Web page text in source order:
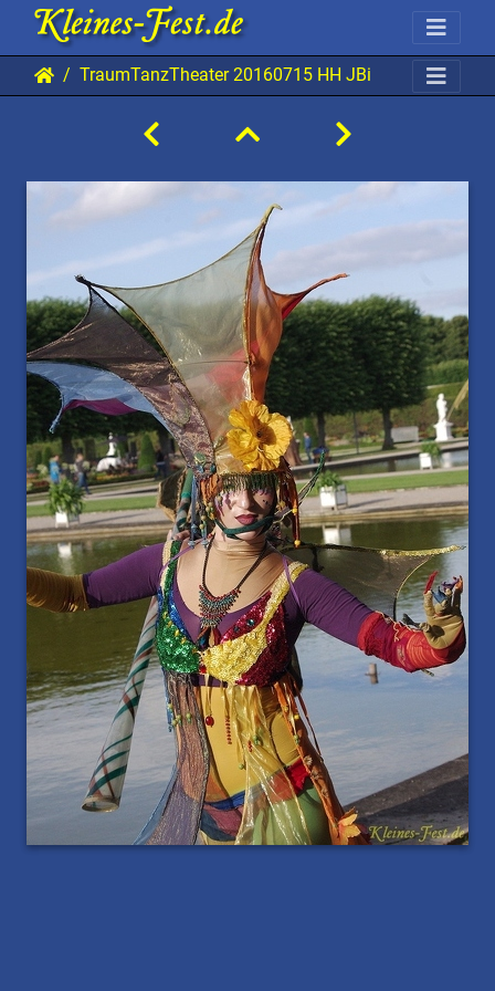
TraumTanzTheater 20160715 HH JBi 7108